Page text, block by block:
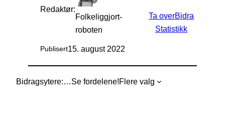
Redaktør:
Folkeliggjort-
roboten
Publisert15. august 2022
Ta overBidra
Statistikk
Bidragsytere: Se fordelene!Flere valg